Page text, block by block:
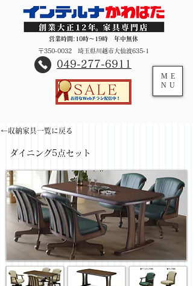
営業時間:10時～19時 年中無休
〒350-0032 埼玉県川越市大仙波635-1
​049-277-6911
ME
NU
←収納家具一覧に戻る
ダイニング5点セット